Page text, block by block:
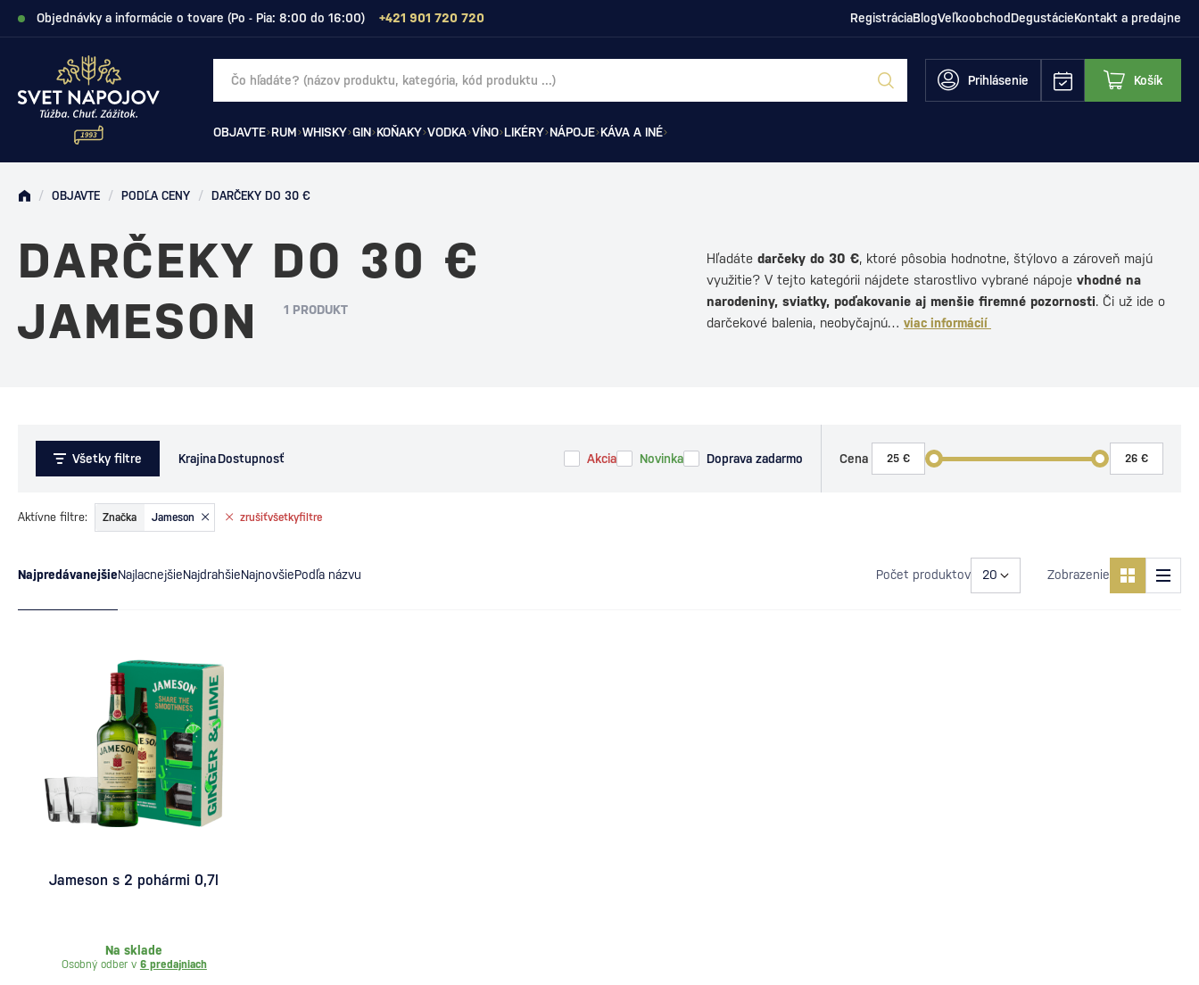
Objednávky a informácie o tovare (Po - Pia: 8:00 do 16:00) +421 901 720 720 RegistráciaBlogVeľkoobchodDegustácieKontakt a predajne
Prihlásenie Košík
OBJAVTE RUM WHISKY GIN KOŇAKY VODKA VÍNO LIKÉRY NÁPOJE KÁVA A INÉ
/ OBJAVTE / PODĽA CENY / DARČEKY DO 30 €
DARČEKY DO 30 €
JAMESON
1 PRODUKT
Hľadáte darčeky do 30 €, ktoré pôsobia hodnotne, štýlovo a zároveň majú
využitie? V tejto kategórii nájdete starostlivo vybrané nápoje vhodné na
narodeniny, sviatky, poďakovanie aj menšie firemné pozornosti. Či už ide o
darčekové balenia, neobyčajnú… viac informácií
Všetky filtre KrajinaDostupnosť Akcia Novinka Doprava zadarmo Cena
NajpredávanejšieNajlacnejšieNajdrahšieNajnovšiePodľa názvu Počet produktov Zobrazenie
zrušiťvšetkyfiltre
Aktívne filtre: Značka Jameson
Jameson s 2 pohármi 0,7l
Na sklade
Osobný odber v 6 predajniach